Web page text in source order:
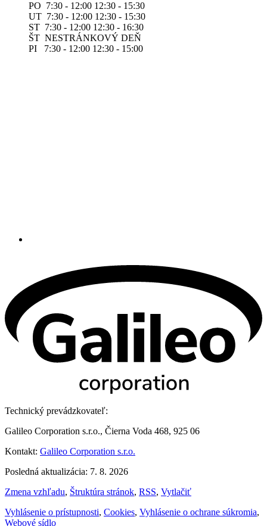
PO 7:30 - 12:00 12:30 - 15:30
UT 7:30 - 12:00 12:30 - 15:30
ST 7:30 - 12:00 12:30 - 16:30
ŠT NESTRÁNKOVÝ DEŇ
PI 7:30 - 12:00 12:30 - 15:00
Technický prevádzkovateľ:
Galileo Corporation s.r.o., Čierna Voda 468, 925 06
Kontakt: Galileo Corporation s.r.o.
Posledná aktualizácia: 7. 8. 2026
Zmena vzhľadu, Štruktúra stránok, RSS, Vytlačiť
Vyhlásenie o prístupnosti, Cookies, Vyhlásenie o ochrane súkromia,
Webové sídlo